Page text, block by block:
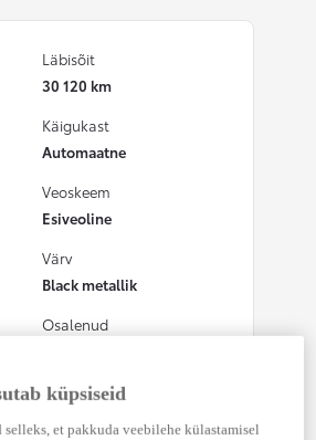
Läbisõit
30 120 km
Käigukast
Automaatne
Veoskeem
Esiveoline
Värv
Black metallik
Osalenud
küpsiseid
selleks, et pakkuda veebilehe külastamisel